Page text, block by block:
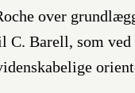
over
C. Barell, som ved